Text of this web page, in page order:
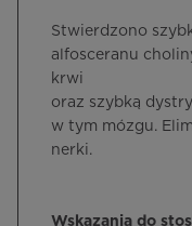
Stwierdzono
alfosceranu
krwi
oraz szybką
w tym mózgu.
nerki.
Wskazania do